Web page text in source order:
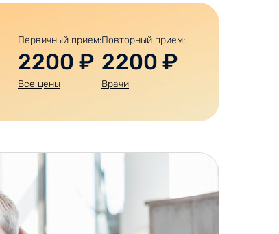
Первичный прием:
2200 ₽
Все цены
Повторный прием:
2200 ₽
Врачи